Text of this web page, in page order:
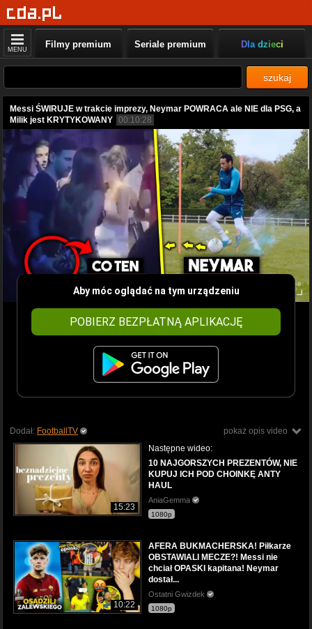
MENU Filmy premium Seriale premium Dla dzieci
szukaj
Messi ŚWIRUJE w trakcie imprezy, Neymar POWRACA ale NIE dla PSG, a
Milik jest KRYTYKOWANY 00:10:28
Aby móc oglądać na tym urządzeniu
POBIERZ BEZPŁATNĄ APLIKACJĘ
pokaż opis video
Dodał: FootballTV
15:23
Następne wideo:
10 NAJGORSZYCH PREZENTÓW, NIE
KUPUJ ICH POD CHOINKĘ ANTY
HAUL
AniaGemma
1080p
10:22
AFERA BUKMACHERSKA! Piłkarze
OBSTAWIALI MECZE?! Messi nie
chciał OPASKI kapitana! Neymar
dostał...
Ostatni Gwizdek
1080p